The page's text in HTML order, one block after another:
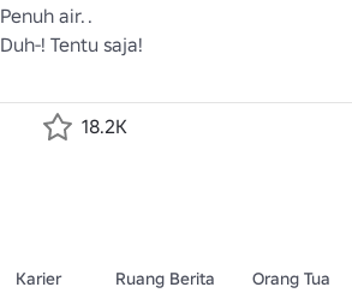
Penuh air. .
Duh-! Tentu saja!
18.2K
Karier Ruang Berita Orang Tua